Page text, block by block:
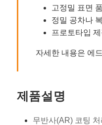
고정밀 표면
정밀 공차나
프로토타입
자세한 내용은 에
제품설명
무반사(AR) 코팅